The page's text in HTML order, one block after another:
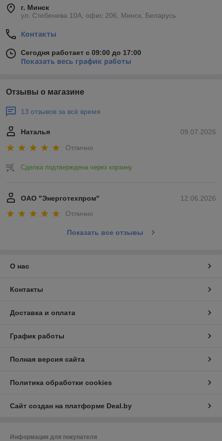
г. Минск
ул. Стебенева 10А, офис 206, Минск, Беларусь
Контакты
Сегодня работает с 09:00 до 17:00
Показать весь график работы
Отзывы о магазине
13 отзывов за всё время
09.07.2026
Наталья
Отлично
Сделка подтверждена через корзину
12.06.2026
ОАО "Энерготехпром"
Отлично
Показать все отзывы
О нас
Контакты
Доставка и оплата
График работы
Полная версия сайта
Политика обработки cookies
Сайт создан на платформе Deal.by
Информация для покупателя